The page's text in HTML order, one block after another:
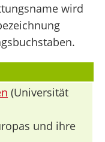
wird
(Universität
und ihre